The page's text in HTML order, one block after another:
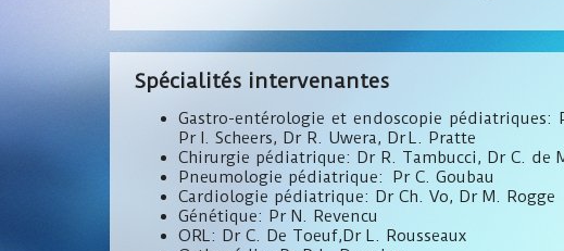
Spécialités intervenantes
Gastro-entérologie et endoscopie pédiatriques:
Pr I. Scheers, Dr R. Uwera, Dr L. Pratte
Chirurgie pédiatrique: Dr R. Tambucci, Dr C. de
Pneumologie pédiatrique: Pr C. Goubau
Cardiologie pédiatrique: Dr Ch. Vo, Dr M. Rogge
Génétique: Pr N. Revencu
ORL: Dr C. De Toeuf,Dr L. Rousseaux